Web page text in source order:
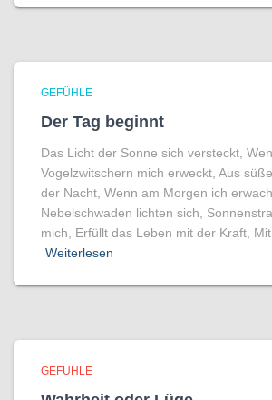
GEFÜHLE
Der Tag beginnt
Das Licht der Sonne sich versteckt,
Vogelzwitschern mich erweckt, Aus
der Nacht, Wenn am Morgen ich
Nebelschwaden lichten sich,
mich, Erfüllt das Leben mit der Kraft,
Weiterlesen
GEFÜHLE